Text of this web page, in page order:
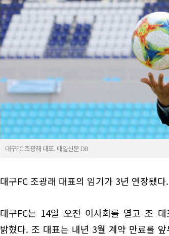
대구FC 조광래 대표. 매일신문 DB
대구FC 조광래 대표의 임기가 3년 연장됐다.
대구FC는 14일 오전 이사회를 열고 조
밝혔다. 조 대표는 내년 3월 계약 만료를